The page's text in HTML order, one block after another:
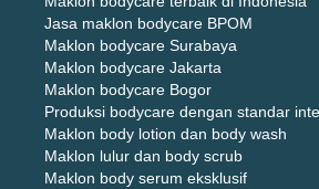
Jasa maklon bodycare BPOM
Maklon bodycare Surabaya
Maklon bodycare Jakarta
Maklon bodycare Bogor
Produksi bodycare dengan standar
Maklon body lotion dan body wash
Maklon lulur dan body scrub
Maklon body serum eksklusif